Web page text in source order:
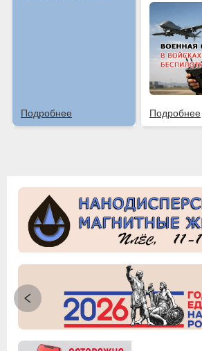
Подробнее Подробнее